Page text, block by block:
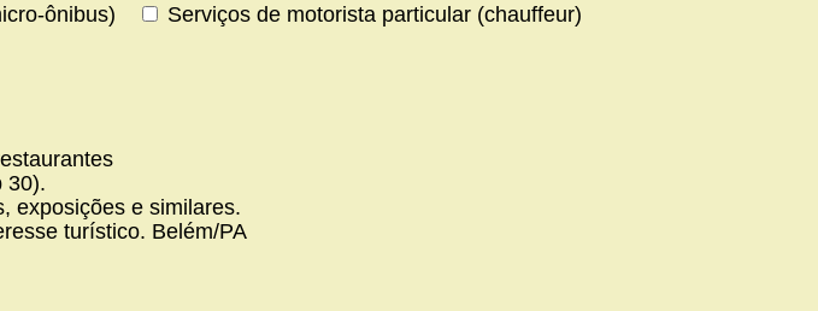
ônibus)
Serviços de motorista particular (chauffeur)
30).
exposições e similares.
turístico. Belém/PA